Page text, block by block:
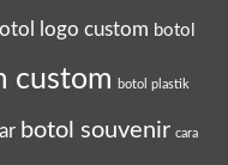
logo custom botol
custom botol plastik
botol souvenir cara